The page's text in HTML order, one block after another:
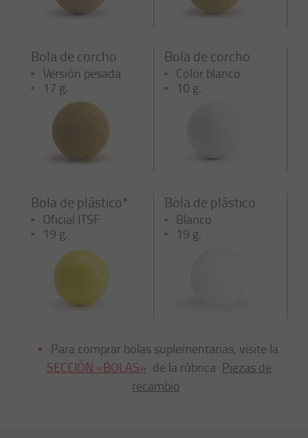
Bola de corcho
Versión pesada
17 g.
Bola de corcho
Color blanco
10 g.
Bola de plástico*
Oficial ITSF
19 g.
Bola de plástico
Blanco
19 g.
Para comprar bolas suplementarias, visite la
SECCIÓN «BOLAS» de la rúbrica Piezas de
recambio